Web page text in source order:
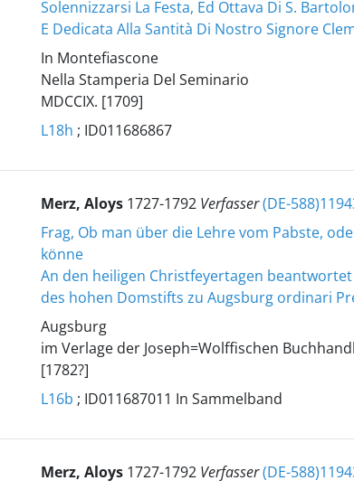
Solennizzarsi La Festa, Ed Ottava Di S.
E Dedicata Alla Santità Di Nostro Signore
In Montefiascone
Nella Stamperia Del Seminario
MDCCIX. [1709]
L18h ; ID011686867
Merz, Aloys 1727-1792 Verfasser(DE-
Frag, Ob man über die Lehre vom Pabste,
könne
An den heiligen Christfeyertagen
des hohen Domstifts zu Augsburg ordinari
Augsburg
im Verlage der Joseph=Wolffischen
[1782?]
L16b ; ID011687011 In Sammelband
Merz, Aloys 1727-1792 Verfasser(DE-